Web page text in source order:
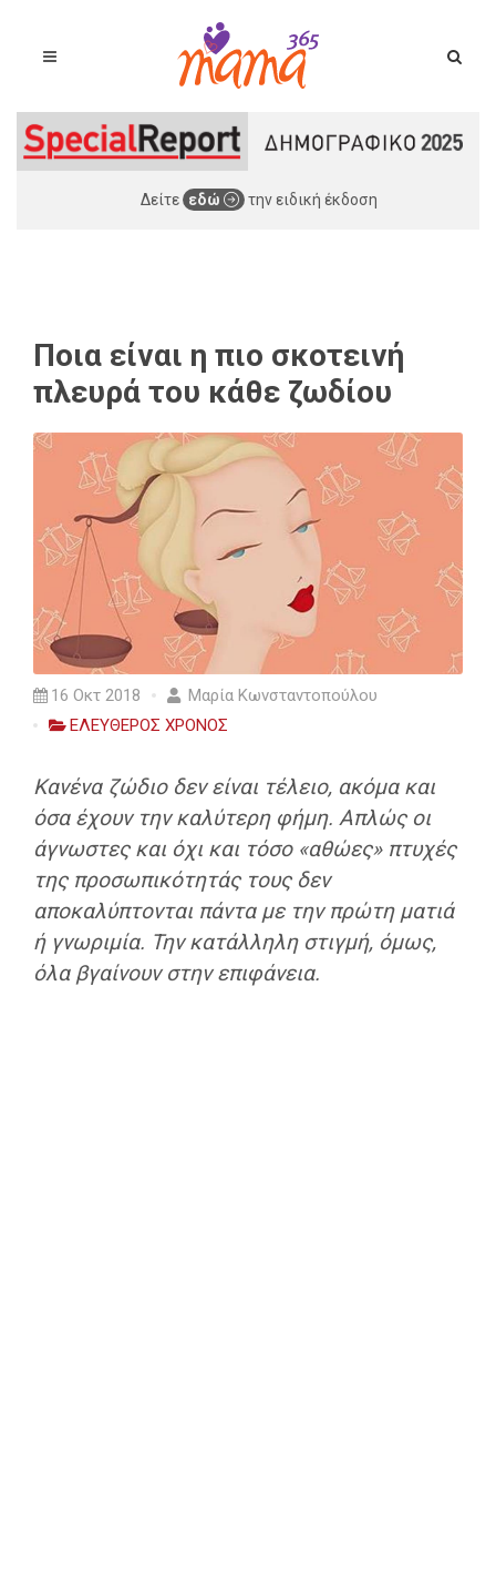
Δείτε εδώ την ειδική έκδοση
Ποια είναι η πιο σκοτεινή
πλευρά του κάθε ζωδίου
16 Οκτ 2018
Μαρία Κωνσταντοπούλου
ΕΛΕΥΘΕΡΟΣ ΧΡΟΝΟΣ
Κανένα ζώδιο δεν είναι τέλειο, ακόμα και
όσα έχουν την καλύτερη φήμη. Απλώς οι
άγνωστες και όχι και τόσο «αθώες» πτυχές
της προσωπικότητάς τους δεν
αποκαλύπτονται πάντα με την πρώτη ματιά
ή γνωριμία. Την κατάλληλη στιγμή, όμως,
όλα βγαίνουν στην επιφάνεια.